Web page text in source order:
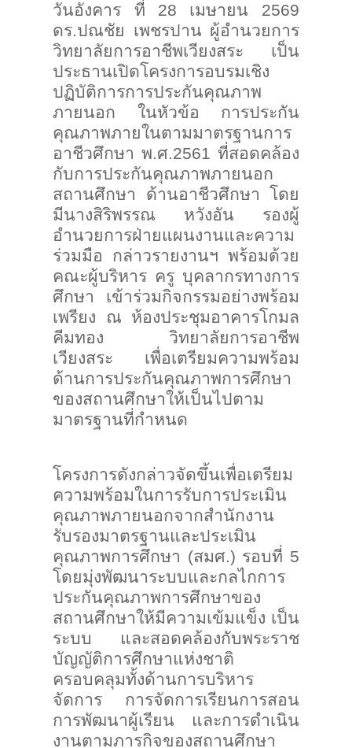
วันอังคาร ที่ 28 เมษายน 2569
ดร.ปณชัย เพชรปาน ผู้อำนวยการ
วิทยาลัยการอาชีพเวียงสระ เป็น
ประธานเปิดโครงการอบรมเชิง
ปฏิบัติการการประกันคุณภาพ
ภายนอก ในหัวข้อ การประกัน
คุณภาพภายในตามมาตรฐานการ
อาชีวศึกษา พ.ศ.2561 ที่สอดคล้อง
กับการประกันคุณภาพภายนอก
สถานศึกษา ด้านอาชีวศึกษา โดย
มีนางสิริพรรณ หวังอัน รองผู้
อำนวยการฝ่ายแผนงานและความ
ร่วมมือ กล่าวรายงานฯ พร้อมด้วย
คณะผู้บริหาร ครู บุคลากรทางการ
ศึกษา เข้าร่วมกิจกรรมอย่างพร้อม
เพรียง ณ ห้องประชุมอาคารโกมล
คีมทอง วิทยาลัยการอาชีพ
เวียงสระ เพื่อเตรียมความพร้อม
ด้านการประกันคุณภาพการศึกษา
ของสถานศึกษาให้เป็นไปตาม
มาตรฐานที่กำหนด
โครงการดังกล่าวจัดขึ้นเพื่อเตรียม
ความพร้อมในการรับการประเมิน
คุณภาพภายนอกจากสำนักงาน
รับรองมาตรฐานและประเมิน
คุณภาพการศึกษา (สมศ.) รอบที่ 5
โดยมุ่งพัฒนาระบบและกลไกการ
ประกันคุณภาพการศึกษาของ
สถานศึกษาให้มีความเข้มแข็ง เป็น
ระบบ และสอดคล้องกับพระราช
บัญญัติการศึกษาแห่งชาติ
ครอบคลุมทั้งด้านการบริหาร
จัดการ การจัดการเรียนการสอน
การพัฒนาผู้เรียน และการดำเนิน
งานตามภารกิจของสถานศึกษา